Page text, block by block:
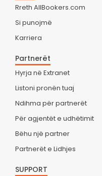
Rreth AllBookers.com
Si punojmë
Karriera
Partnerët
Hyrja në Extranet
Listoni pronën tuaj
Ndihma për partnerët
Për agjentët e udhëtimit
Bëhu një partner
Partnerët e Lidhjes
SUPPORT